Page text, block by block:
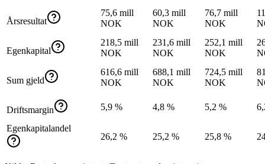
Årsresultat
75,6 mill
NOK
60,3 mill
NOK
76,7 mill
NOK
Egenkapital
218,5 mill
NOK
231,6 mill
NOK
252,1 mill
NOK
Sum gjeld
616,6 mill
NOK
688,1 mill
NOK
724,5 mill
NOK
Driftsmargin 5,9 % 4,8 % 5,2 %
Egenkapitalandel
26,2 %
25,2 % 25,8 %